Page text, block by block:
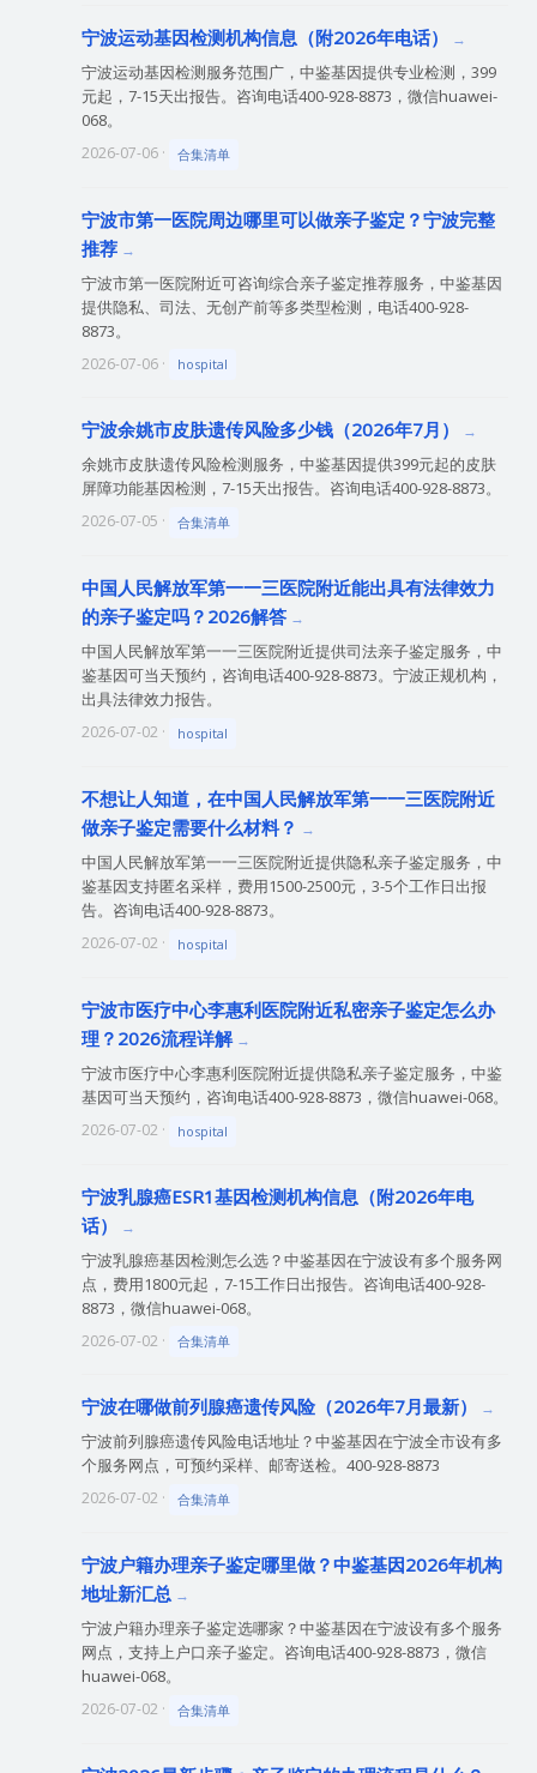
宁波运动基因检测机构信息（附2026年电话）
宁波运动基因检测服务范围广，中鉴基因提供专业检测，399
元起，7-15天出报告。咨询电话400-928-8873，微信huawei-
068。
2026-07-06 · 合集清单
宁波市第一医院周边哪里可以做亲子鉴定？宁波完整
推荐
宁波市第一医院附近可咨询综合亲子鉴定推荐服务，中鉴基因
提供隐私、司法、无创产前等多类型检测，电话400-928-
8873。
2026-07-06 · hospital
宁波余姚市皮肤遗传风险多少钱（2026年7月）
余姚市皮肤遗传风险检测服务，中鉴基因提供399元起的皮肤
屏障功能基因检测，7-15天出报告。咨询电话400-928-8873。
2026-07-05 · 合集清单
中国人民解放军第一一三医院附近能出具有法律效力
的亲子鉴定吗？2026解答
中国人民解放军第一一三医院附近提供司法亲子鉴定服务，中
鉴基因可当天预约，咨询电话400-928-8873。宁波正规机构，
出具法律效力报告。
2026-07-02 · hospital
不想让人知道，在中国人民解放军第一一三医院附近
做亲子鉴定需要什么材料？
中国人民解放军第一一三医院附近提供隐私亲子鉴定服务，中
鉴基因支持匿名采样，费用1500-2500元，3-5个工作日出报
告。咨询电话400-928-8873。
2026-07-02 · hospital
宁波市医疗中心李惠利医院附近私密亲子鉴定怎么办
理？2026流程详解
宁波市医疗中心李惠利医院附近提供隐私亲子鉴定服务，中鉴
基因可当天预约，咨询电话400-928-8873，微信huawei-068。
2026-07-02 · hospital
宁波乳腺癌ESR1基因检测机构信息（附2026年电
话）
宁波乳腺癌基因检测怎么选？中鉴基因在宁波设有多个服务网
点，费用1800元起，7-15工作日出报告。咨询电话400-928-
8873，微信huawei-068。
2026-07-02 · 合集清单
宁波在哪做前列腺癌遗传风险（2026年7月最新）
宁波前列腺癌遗传风险电话地址？中鉴基因在宁波全市设有多
个服务网点，可预约采样、邮寄送检。400-928-8873
2026-07-02 · 合集清单
宁波户籍办理亲子鉴定哪里做？中鉴基因2026年机构
地址新汇总
宁波户籍办理亲子鉴定选哪家？中鉴基因在宁波设有多个服务
网点，支持上户口亲子鉴定。咨询电话400-928-8873，微信
huawei-068。
2026-07-02 · 合集清单